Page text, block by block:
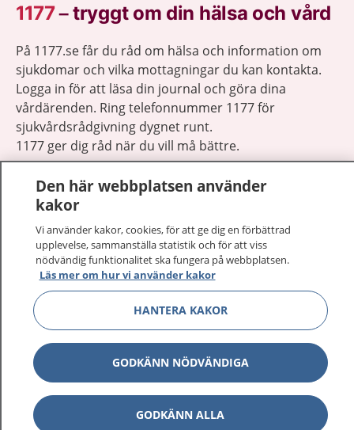
1177–tryggt om din hälsa och vård
På 1177.se får du råd om hälsa och information om
sjukdomar och vilka mottagningar du kan kontakta.
Logga in för att läsa din journal och göra dina
vårdärenden. Ring telefonnummer 1177 för
sjukvårdsrådgivning dygnet runt.
1177 ger dig råd när du vill må bättre.
1177 på flera språk
Om 1177 Visa
Visa
Behandling av personuppgifter
Den här webbplatsen använder
kakor
Vi använder kakor, cookies, för att ge dig en förbättrad
upplevelse, sammanställa statistik och för att viss
nödvändig funktionalitet ska fungera på webbplatsen.
Läs mer om hur vi använder kakor
HANTERA KAKOR
GODKÄNN NÖDVÄNDIGA
GODKÄNN ALLA